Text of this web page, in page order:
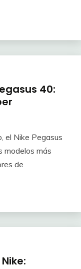
40:
el Nike Pegasus
modelos más
de